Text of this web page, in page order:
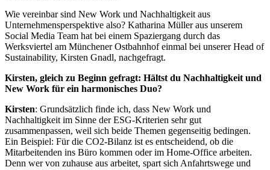
Wie vereinbar sind New Work und Nachhaltigkeit aus
Unternehmensperspektive also? Katharina Müller aus unserem
Social Media Team hat bei einem Spaziergang durch das
Werksviertel am Münchener Ostbahnhof einmal bei unserer Head of
Sustainability, Kirsten Gnadl, nachgefragt.
Kirsten, gleich zu Beginn gefragt: Hältst du Nachhaltigkeit und
New Work für ein harmonisches Duo?
Kirsten: Grundsätzlich finde ich, dass New Work und
Nachhaltigkeit im Sinne der ESG-Kriterien sehr gut
zusammenpassen, weil sich beide Themen gegenseitig bedingen.
Ein Beispiel: Für die CO2-Bilanz ist es entscheidend, ob die
Mitarbeitenden ins Büro kommen oder im Home-Office arbeiten.
Denn wer von zuhause aus arbeitet, spart sich Anfahrtswege und